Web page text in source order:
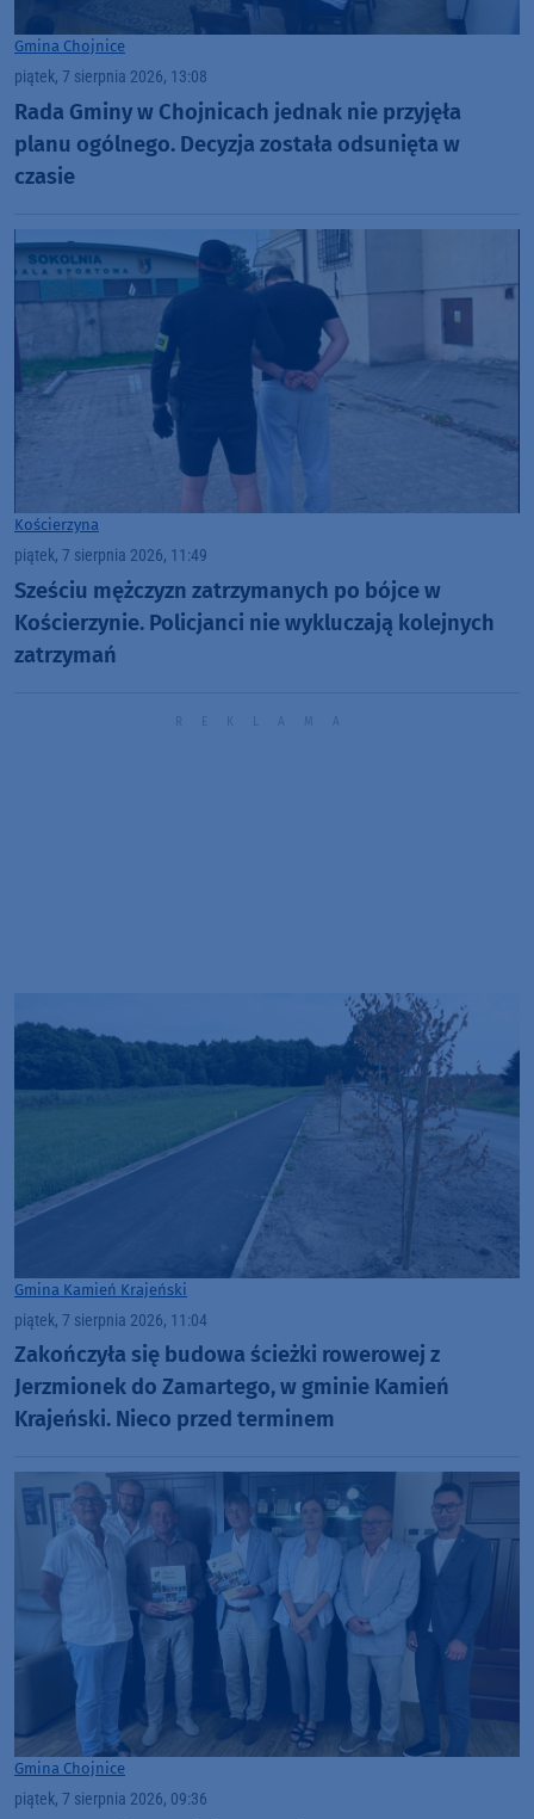
Gmina Chojnice
piątek, 7 sierpnia 2026, 13:08
Rada Gminy w Chojnicach jednak nie przyjęła
planu ogólnego. Decyzja została odsunięta w
czasie
Kościerzyna
piątek, 7 sierpnia 2026, 11:49
Sześciu mężczyzn zatrzymanych po bójce w
Kościerzynie. Policjanci nie wykluczają kolejnych
zatrzymań
Gmina Kamień Krajeński
piątek, 7 sierpnia 2026, 11:04
Zakończyła się budowa ścieżki rowerowej z
Jerzmionek do Zamartego, w gminie Kamień
Krajeński. Nieco przed terminem
Gmina Chojnice
piątek, 7 sierpnia 2026, 09:36